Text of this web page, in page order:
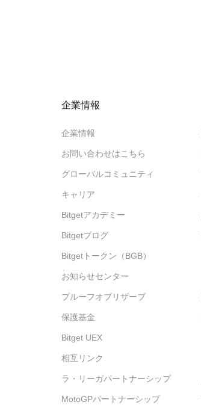
企業情報
企業情報
‌お問い合わせはこちら
グローバルコミュニティ
キャリア
Bitgetアカデミー
Bitgetブログ
Bitgetトークン（BGB）
お知らせセンター
プルーフオブリザーブ
保護基金
Bitget UEX
相互リンク
ラ・リーガパートナーシップ
MotoGPパートナーシップ